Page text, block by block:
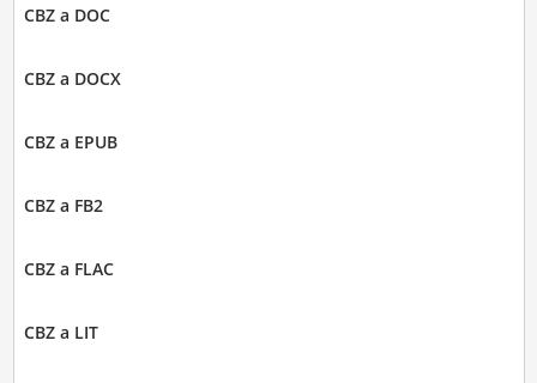
CBZ a DOC
CBZ a DOCX
CBZ a EPUB
CBZ a FB2
CBZ a FLAC
CBZ a LIT